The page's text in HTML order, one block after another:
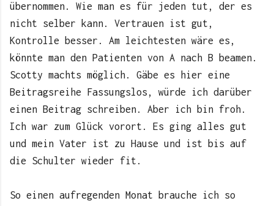
übernommen. Wie man es für jeden tut, der es
nicht selber kann. Vertrauen ist gut,
Kontrolle besser. Am leichtesten wäre es,
könnte man den Patienten von A nach B beamen.
Scotty machts möglich. Gäbe es hier eine
Beitragsreihe Fassungslos, würde ich darüber
einen Beitrag schreiben. Aber ich bin froh.
Ich war zum Glück vorort. Es ging alles gut
und mein Vater ist zu Hause und ist bis auf
die Schulter wieder fit.
So einen aufregenden Monat brauche ich so